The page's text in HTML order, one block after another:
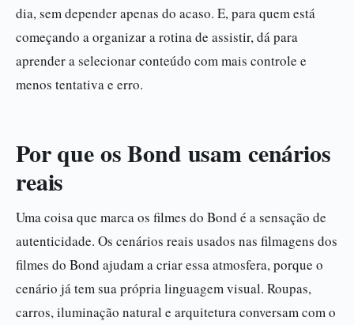
dia, sem depender apenas do acaso. E, para quem está
começando a organizar a rotina de assistir, dá para
aprender a selecionar conteúdo com mais controle e
menos tentativa e erro.
Por que os Bond usam cenários
reais
Uma coisa que marca os filmes do Bond é a sensação de
autenticidade. Os cenários reais usados nas filmagens dos
filmes do Bond ajudam a criar essa atmosfera, porque o
cenário já tem sua própria linguagem visual. Roupas,
carros, iluminação natural e arquitetura conversam com o